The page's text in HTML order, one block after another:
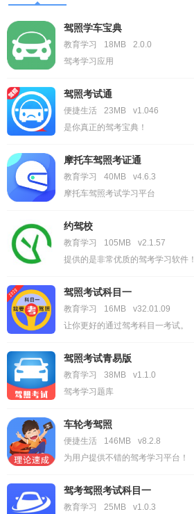
驾照学车宝典
教育学习 18MB
2.0.0
驾考学习应用
驾照考试通
便捷生活 23MB
v1.046
是你真正的驾考宝典！
摩托车驾照考证通
教育学习 40MB
v4.6.3
摩托车驾照考试学习平台
约驾校
教育学习 105MB
v2.1.57
提供的是非常优质的驾考学习软件！
驾照考试科目一
教育学习 16MB
v32.01.09
让你更好的通过驾考科目一考试。
驾照考试青易版
教育学习 38MB
v1.1.0
驾考学习题库
车轮考驾照
便捷生活 146MB
v8.2.8
为用户提供不错的驾考学习平台！
驾考驾照考试科目一
教育学习 25MB
v1.0.3